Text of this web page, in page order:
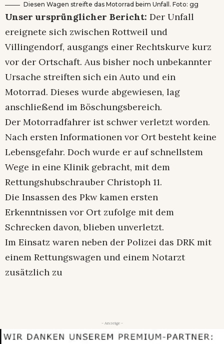
Diesen Wagen streifte das Motorrad beim Unfall. Foto: gg
Unser ursprünglicher Bericht: Der Unfall
ereignete sich zwischen Rottweil und
Villingendorf, ausgangs einer Rechtskurve kurz
vor der Ortschaft. Aus bisher noch unbekannter
Ursache streiften sich ein Auto und ein
Motorrad. Dieses wurde abgewiesen, lag
anschließend im Böschungsbereich.
Der Motorradfahrer ist schwer verletzt worden.
Nach ersten Informationen vor Ort besteht keine
Lebensgefahr. Doch wurde er auf schnellstem
Wege in eine Klinik gebracht, mit dem
Rettungshubschrauber Christoph 11.
Die Insassen des Pkw kamen ersten
Erkenntnissen vor Ort zufolge mit dem
Schrecken davon, blieben unverletzt.
Im Einsatz waren neben der Polizei das DRK mit
einem Rettungswagen und einem Notarzt
zusätzlich zu
- Anzeige -